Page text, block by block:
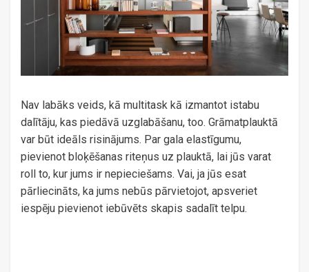
Nav labāks veids, kā multitask kā izmantot istabu
dalītāju, kas piedāvā uzglabāšanu, too. Grāmatplauktā
var būt ideāls risinājums. Par gala elastīgumu,
pievienot bloķēšanas riteņus uz plauktā, lai jūs varat
roll to, kur jums ir nepieciešams. Vai, ja jūs esat
pārliecināts, ka jums nebūs pārvietojot, apsveriet
iespēju pievienot iebūvēts skapis sadalīt telpu.